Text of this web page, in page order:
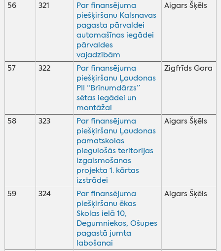
56 321
Par finansējuma
piešķiršanu Kalsnavas
pagasta pārvaldei
automašīnas iegādei
pārvaldes
vajadzībām
Aigars Šķēls
57 322
Par finansējuma
piešķiršanu Ļaudonas
PII “Brīnumdārzs”
sētas iegādei un
montāžai
Zigfrīds Gora
58 323
Par finansējuma
piešķiršanu Ļaudonas
pamatskolas
piegulošās teritorijas
izgaismošanas
projekta 1. kārtas
izstrādei
Aigars Šķēls
59 324
Par finansējuma
piešķiršanu ēkas
Skolas ielā 10,
Degumniekos, Ošupes
pagastā jumta
labošanai
Aigars Šķēls